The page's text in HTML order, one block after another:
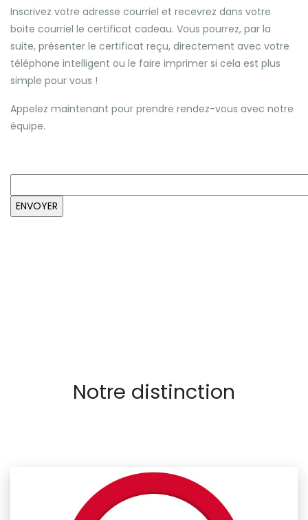
Inscrivez votre adresse courriel et recevrez dans votre
boite courriel le certificat cadeau. Vous pourrez, par la
suite, présenter le certificat reçu, directement avec votre
téléphone intelligent ou le faire imprimer si cela est plus
simple pour vous !
Appelez maintenant pour prendre rendez-vous avec notre
équipe.
Notre distinction